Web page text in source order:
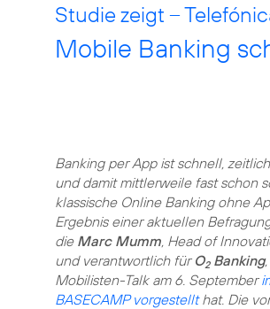
Studie zeigt –
Mobile Banking
Banking per App ist schnell,
und damit mittlerweile fast schon
klassische Online Banking ohne
Ergebnis einer aktuellen
die Marc Mumm, Head of
und verantwortlich für O2Banking
Mobilisten-Talk am 6. September
BASECAMP vorgestellthat. Die